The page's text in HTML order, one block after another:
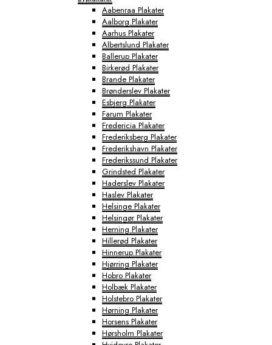
Aabenraa Plakater
Aalborg Plakater
Aarhus Plakater
Albertslund Plakater
Ballerup Plakater
Birkerød Plakater
Brande Plakater
Brønderslev Plakater
Esbjerg Plakater
Farum Plakater
Fredericia Plakater
Frederiksberg Plakater
Frederikshavn Plakater
Frederikssund Plakater
Grindsted Plakater
Haderslev Plakater
Haslev Plakater
Helsinge Plakater
Helsingør Plakater
Herning Plakater
Hillerød Plakater
Hinnerup Plakater
Hjørring Plakater
Hobro Plakater
Holbæk Plakater
Holstebro Plakater
Hørning Plakater
Horsens Plakater
Hørsholm Plakater